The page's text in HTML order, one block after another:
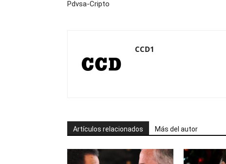
Pdvsa-Cripto
CCD1
Artículos relacionados Más del autor